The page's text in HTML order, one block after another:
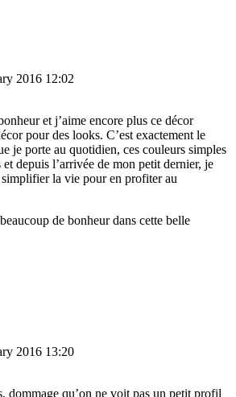
2016 12:02
et j’aime encore plus ce décor
pour des looks. C’est exactement le
je porte au quotidien, ces couleurs simples
et depuis l’arrivée de mon petit dernier, je
simplifier la vie pour en profiter au
de bonheur dans cette belle
2016 13:20
dommage qu’on ne voit pas un petit profil